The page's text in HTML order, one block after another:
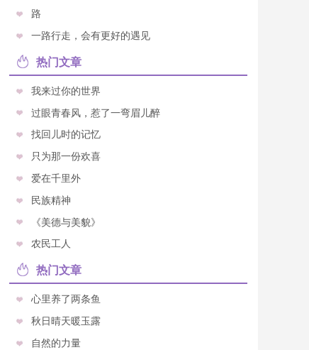
路
一路行走，会有更好的遇见
热门文章
我来过你的世界
过眼青春风，惹了一弯眉儿醉
找回儿时的记忆
只为那一份欢喜
爱在千里外
民族精神
《美德与美貌》
农民工人
热门文章
心里养了两条鱼
秋日晴天暖玉露
自然的力量